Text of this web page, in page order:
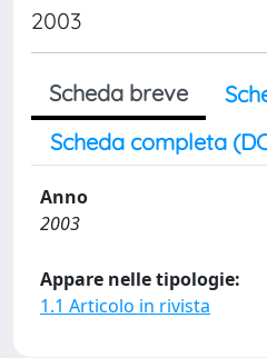
2003
Scheda breve
Scheda completa
Anno
2003
Appare nelle tipologie:
1.1 Articolo in rivista